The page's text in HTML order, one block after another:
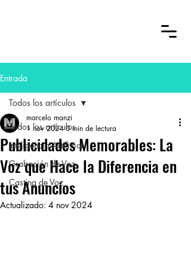
Entrada
Todos los artículos
Inteligencia Artificial
Grabación de Voz
Casting de Voz
Todos los artículos
Publicidades Memorables: La
Voz que Hace la Diferencia en
tus Anuncios
marcelo manzi
1 nov 2024 0 min de lectura
Actualizado: 4 nov 2024